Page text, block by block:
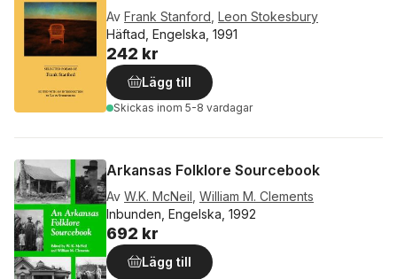
Av Frank Stanford Leon Stokesbury
Häftad, Engelska, 1991
242 kr
Lägg till
Skickas inom 5-8 vardagar
Arkansas Folklore Sourcebook
Av W.K. McNeil William M. Clements
Inbunden, Engelska, 1992
692 kr
Lägg till